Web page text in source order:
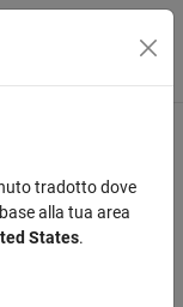
tradotto dove
alla tua area
States.